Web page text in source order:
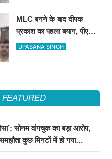
MLC बनने के बाद दीपक
प्रकाश का पहला बयान, पीएम
मोदी से लेकर उपेंद्र कुशवाहा
UPASANA SINGH
FEATURED
सोनम वांगचुक का बड़ा आरोप,
कुछ मिनटों में हो गया